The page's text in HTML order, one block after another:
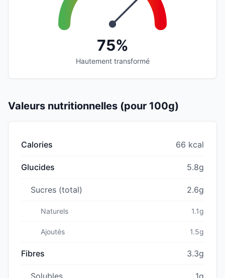
75%
Hautement transformé
Valeurs nutritionnelles (pour 100g)
Calories 66 kcal
Glucides 5.8g
Sucres (total) 2.6g
Naturels 1.1g
Ajoutés 1.5g
Fibres 3.3g
Solubles 1g